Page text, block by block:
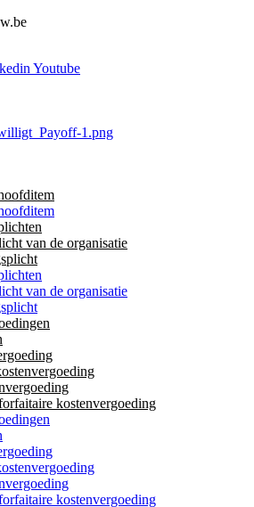
Youtube
van de organisatie
van de organisatie
kostenvergoeding
kostenvergoeding